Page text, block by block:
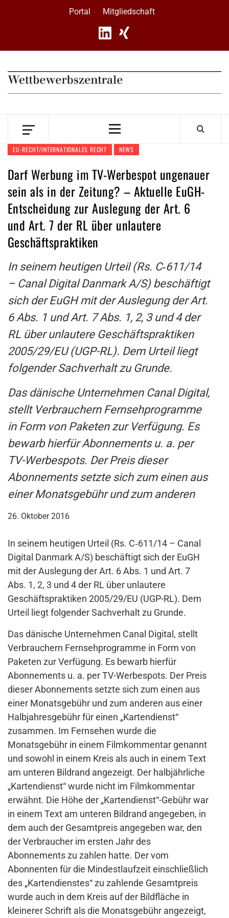
Portal Mitgliedschaft
Primary
EU-RECHT/INTERNATIONALES RECHT NEWS
Darf Werbung im TV-Werbespot ungenauer
sein als in der Zeitung? – Aktuelle EuGH-
Entscheidung zur Auslegung der Art. 6
und Art. 7 der RL über unlautere
Geschäftspraktiken
In seinem heutigen Urteil (Rs. C‑611/14
– Canal Digital Danmark A/S) beschäftigt
sich der EuGH mit der Auslegung der Art.
6 Abs. 1 und Art. 7 Abs. 1, 2, 3 und 4 der
RL über unlautere Geschäftspraktiken
2005/29/EU (UGP-RL). Dem Urteil liegt
folgender Sachverhalt zu Grunde.
Das dänische Unternehmen Canal Digital,
stellt Verbrauchern Fernsehprogramme
in Form von Paketen zur Verfügung. Es
bewarb hierfür Abonnements u. a. per
TV-Werbespots. Der Preis dieser
Abonnements setzte sich zum einen aus
einer Monatsgebühr und zum anderen
26. Oktober 2016
In seinem heutigen Urteil (Rs. C‑611/14 – Canal
Digital Danmark A/S) beschäftigt sich der EuGH
mit der Auslegung der Art. 6 Abs. 1 und Art. 7
Abs. 1, 2, 3 und 4 der RL über unlautere
Geschäftspraktiken 2005/29/EU (UGP-RL). Dem
Urteil liegt folgender Sachverhalt zu Grunde.
Das dänische Unternehmen Canal Digital, stellt
Verbrauchern Fernsehprogramme in Form von
Paketen zur Verfügung. Es bewarb hierfür
Abonnements u. a. per TV-Werbespots. Der Preis
dieser Abonnements setzte sich zum einen aus
einer Monatsgebühr und zum anderen aus einer
Halbjahresgebühr für einen „Kartendienst“
zusammen. Im Fernsehen wurde die
Monatsgebühr in einem Filmkommentar genannt
und sowohl in einem Kreis als auch in einem Text
am unteren Bildrand angezeigt. Der halbjährliche
„Kartendienst“ wurde nicht im Filmkommentar
erwähnt. Die Höhe der „Kartendienst“-Gebühr war
in einem Text am unteren Bildrand angegeben, in
dem auch der Gesamtpreis angegeben war, den
der Verbraucher im ersten Jahr des
Abonnements zu zahlen hatte. Der vom
Abonnenten für die Mindestlaufzeit einschließlich
des „Kartendienstes“ zu zahlende Gesamtpreis
wurde auch in dem Kreis auf der Bildfläche in
kleinerer Schrift als die Monatsgebühr angezeigt,